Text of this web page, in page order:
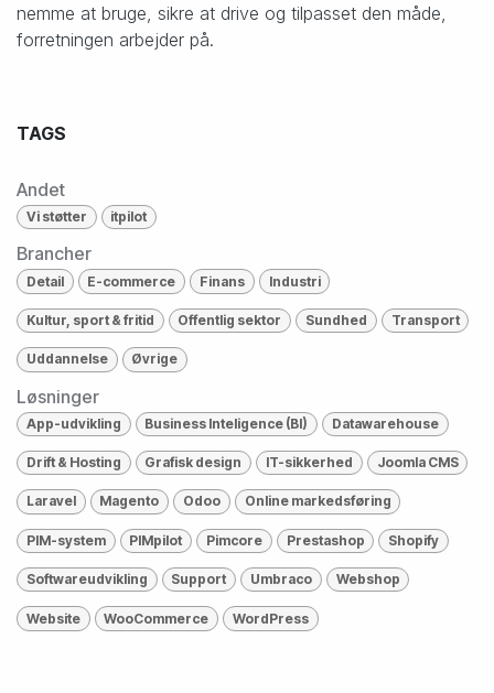
nemme at bruge, sikre at drive og tilpasset den måde,
forretningen arbejder på.
TAGS
Andet
Vi støtter itpilot
Brancher
Detail E-commerce Finans Industri
Kultur, sport & fritid Offentlig sektor Sundhed Transport
Uddannelse Øvrige
Løsninger
App-udvikling Business Inteligence (BI) Datawarehouse
Drift & Hosting Grafisk design IT-sikkerhed Joomla CMS
Laravel Magento Odoo Online markedsføring
PIM-system PIMpilot Pimcore Prestashop Shopify
Softwareudvikling Support Umbraco Webshop
Website WooCommerce WordPress